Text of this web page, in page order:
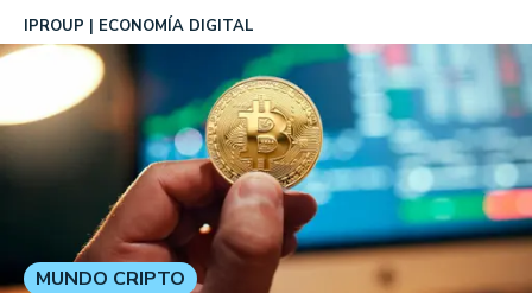
IPROUP ECONOMÍA DIGITAL
MUNDO CRIPTO